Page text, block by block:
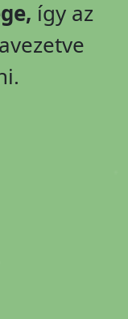
így az